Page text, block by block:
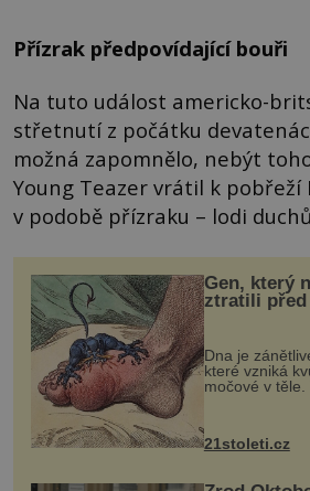
Přízrak předpovídající bouři
Na tuto událost americko-
střetnutí z počátku
možná zapomnělo, nebýt
Young Teazer vrátil k pobřeží
v podobě přízraku – lodi
Gen, který
ztratili
mohl
„nemoci
Dna je
které vzniká
močové v těle.
nohou, a
21stoleti.cz